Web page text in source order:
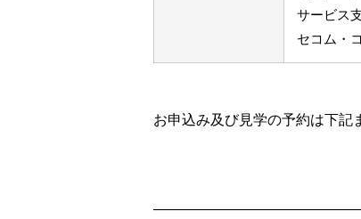
サービス
セコム・
お申込み及び見学の予約は下記